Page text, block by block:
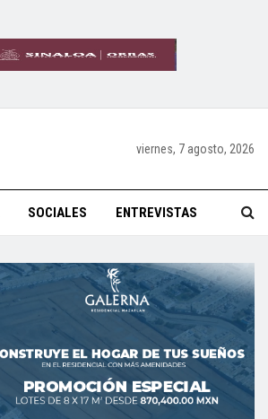
viernes, 7 agosto, 2026
SOCIALES ENTREVISTAS